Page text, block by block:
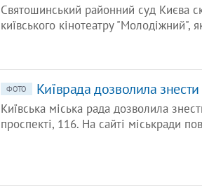
Святошинський районний суд Києва
київського кінотеатру
ФОТО Київрада дозволила знести
Київська міська рада дозволила
проспекті, 116. На сайті міськради